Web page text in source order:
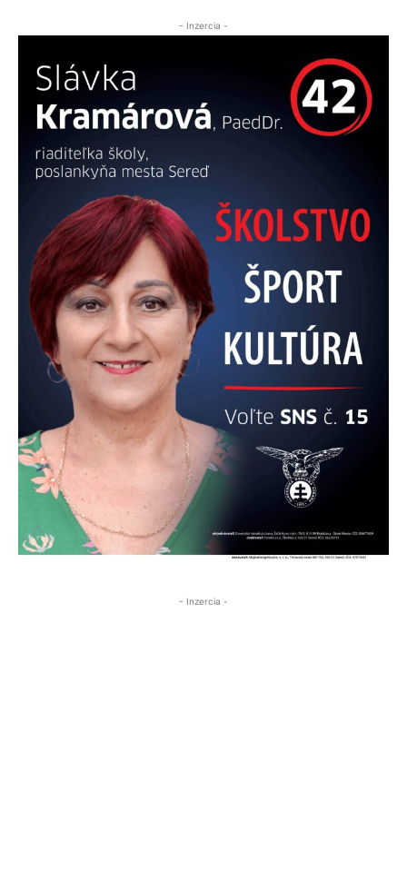
- Inzercia -
- Inzercia -